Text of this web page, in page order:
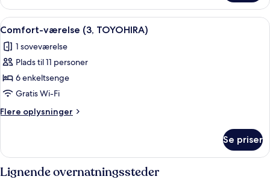
værelse
(2,
TOYOHIRA)
Indlæs
alle
billeder
af
Comfort-
værelse
(3,
TOYOHIRA)
Et hotelværelse med to senge, et
7
Comfort-værelse (3, TOYOHIRA)
1 soveværelse
Plads til 11 personer
6 enkeltsenge
Gratis Wi-Fi
Flere oplysninger
Flere
værelse
(3,
TOYOHIRA)
Se priser
Lignende overnatningssteder